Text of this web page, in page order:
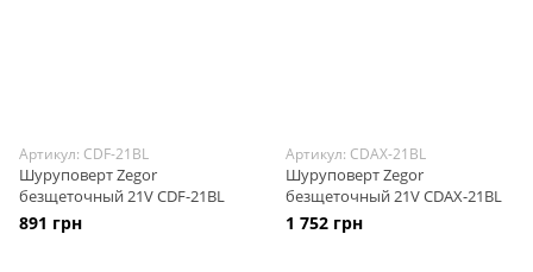
Артикул: CDF-21BL
Шуруповерт Zegor
безщеточный 21V CDF-21BL
891 грн
Артикул: CDAX-21BL
Шуруповерт Zegor
безщеточный 21V CDAX-21BL
1 752 грн